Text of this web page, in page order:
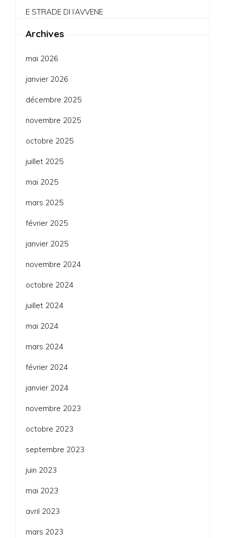
E STRADE DI l’AVVENE
Archives
mai 2026
janvier 2026
décembre 2025
novembre 2025
octobre 2025
juillet 2025
mai 2025
mars 2025
février 2025
janvier 2025
novembre 2024
octobre 2024
juillet 2024
mai 2024
mars 2024
février 2024
janvier 2024
novembre 2023
octobre 2023
septembre 2023
juin 2023
mai 2023
avril 2023
mars 2023